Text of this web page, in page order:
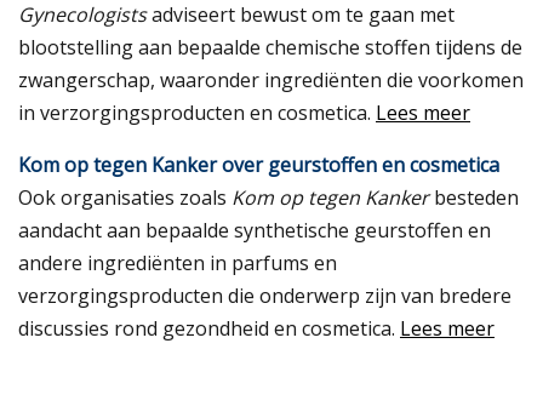
Gynecologistsadviseert bewust om te gaan met
blootstelling aan bepaalde chemische stoffen tijdens de
zwangerschap, waaronder ingrediënten die voorkomen
in verzorgingsproducten en cosmetica. Lees meer
Kom op tegen Kanker over geurstoffen en cosmetica
Ook organisaties zoals Kom op tegen Kankerbesteden
aandacht aan bepaalde synthetische geurstoffen en
andere ingrediënten in parfums en
verzorgingsproducten die onderwerp zijn van bredere
discussies rond gezondheid en cosmetica. Lees meer